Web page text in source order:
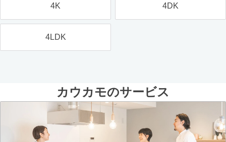
4K 4DK
4LDK
カウカモのサービス